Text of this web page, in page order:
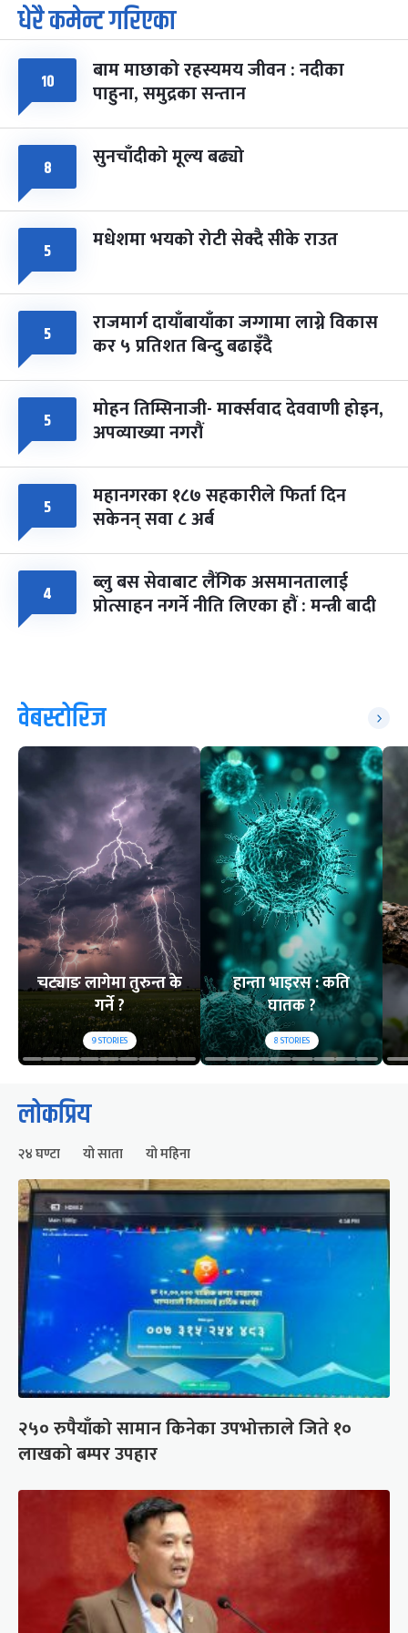
७
आइत
पूर्णिमा व्रत
चैत्र ७, २०८३-Mar 21, 2027
८
सोम
फागुपूर्णिमा
चैत्र ८, २०८३-Mar 22, 2027
७ महिना बाँकी
धेरै कमेन्ट गरिएका
१० बाम माछाको रहस्यमय जीवन : नदीका
पाहुना, समुद्रका सन्तान
८ सुनचाँदीको मूल्य बढ्यो
५ मधेशमा भयको रोटी सेक्दै सीके राउत
५ राजमार्ग दायाँबायाँका जग्गामा लाग्ने विकास
कर ५ प्रतिशत बिन्दु बढाइँदै
५ मोहन तिम्सिनाजी- मार्क्सवाद देववाणी होइन,
अपव्याख्या नगरौं
५ महानगरका १८७ सहकारीले फिर्ता दिन
सकेनन् सवा ८ अर्ब
४ ब्लु बस सेवाबाट लैंगिक असमानतालाई
प्रोत्साहन नगर्ने नीति लिएका हौं : मन्त्री बादी
वेबस्टोरिज
चट्याङ लागेमा तुरुन्त के
गर्ने ?
9STORIES
हान्ता भाइरस : कति
घातक ?
8STORIES
लोकप्रिय
२४ घण्टा यो साता यो महिना
२५० रुपैयाँको सामान किनेका उपभोक्ताले जिते १०
लाखको बम्पर उपहार